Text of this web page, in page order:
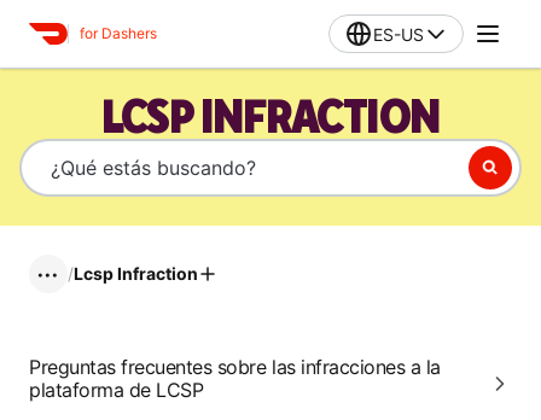
for Dashers ES-US
LCSP INFRACTION
••• /Lcsp Infraction
Preguntas frecuentes sobre las infracciones a la
plataforma de LCSP